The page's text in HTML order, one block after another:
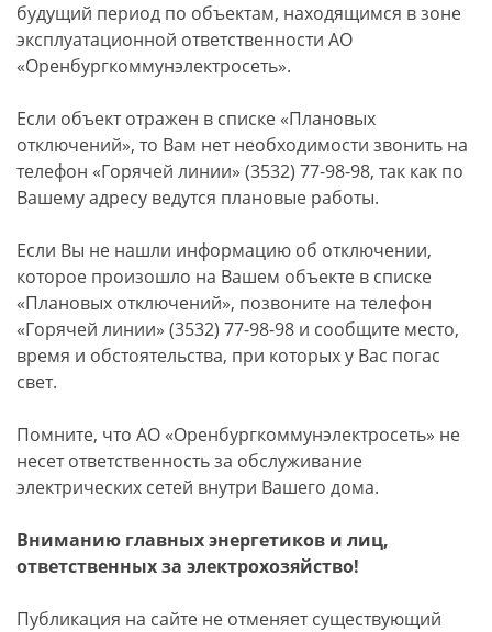
будущий период по объектам, находящимся в зоне
эксплуатационной ответственности АО
«Оренбургкоммунэлектросеть».
Если объект отражен в списке «Плановых
отключений», то Вам нет необходимости звонить на
телефон «Горячей линии» (3532) 77-98-98, так как по
Вашему адресу ведутся плановые работы.
Если Вы не нашли информацию об отключении,
которое произошло на Вашем объекте в списке
«Плановых отключений», позвоните на телефон
«Горячей линии» (3532) 77-98-98 и сообщите место,
время и обстоятельства, при которых у Вас погас
свет.
Помните, что АО «Оренбургкоммунэлектросеть» не
несет ответственность за обслуживание
электрических сетей внутри Вашего дома.
Вниманию главных энергетиков и лиц,
ответственных за электрохозяйство!
Публикация на сайте не отменяет существующий